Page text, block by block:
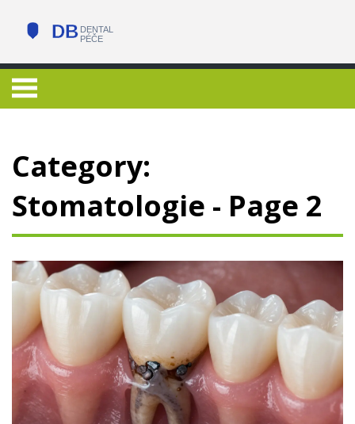
Category:
Stomatologie - Page 2